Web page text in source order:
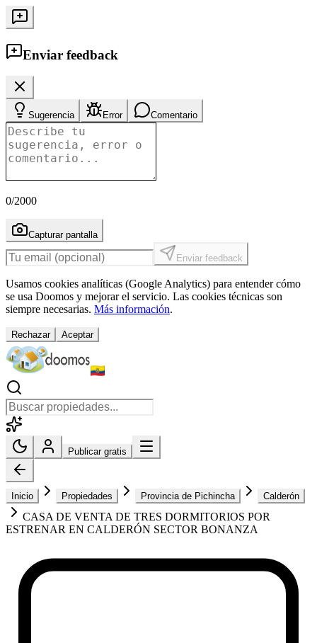
Enviar feedback
Sugerencia Error Comentario
0/2000
Capturar pantalla
Enviar feedback
Usamos cookies analíticas (Google Analytics) para entender cómo
se usa Doomos y mejorar el servicio. Las cookies técnicas son
siempre necesarias. Más información.
Rechazar Aceptar
Publicar gratis
Inicio Propiedades Provincia de Pichincha Calderón
CASA DE VENTA DE TRES DORMITORIOS POR
ESTRENAR EN CALDERÓN SECTOR BONANZA